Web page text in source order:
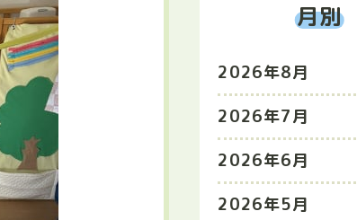
月別
2026年8月
2026年7月
2026年6月
2026年5月